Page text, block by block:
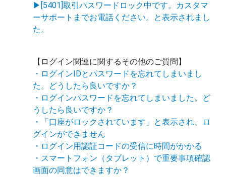
▶[5401]取引パスワードロック中です。カスタマ
ーサポートまでお電話ください。と表示されまし
た。
【ログイン関連に関するその他のご質問】
・ログインIDとパスワードを忘れてしまいまし
た。どうしたら良いですか？
・ログインパスワードを忘れてしまいました。ど
うしたら良いですか？
・「口座がロックされています」と表示され、ロ
グインができません
・ログイン用認証コードの受信に時間がかかる
・スマートフォン（タブレット）で重要事項確認
画面の同意はできますか？